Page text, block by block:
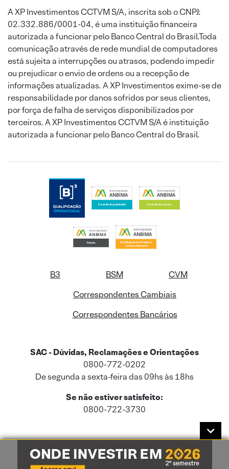
A XP Investimentos CCTVM S/A, inscrita sob o CNPJ:
02.332.886/0001-04, é uma instituição financeira
autorizada a funcionar pelo Banco Central do Brasil.Toda
comunicação através de rede mundial de computadores
está sujeita a interrupções ou atrasos, podendo impedir
ou prejudicar o envio de ordens ou a recepção de
informações atualizadas. A XP Investimentos exime-se de
responsabilidade por danos sofridos por seus clientes,
por força de falha de serviços disponibilizados por
terceiros. A XP Investimentos CCTVM S/A é instituição
autorizada a funcionar pelo Banco Central do Brasil.
B3 BSM
CVM
Correspondentes Cambiais
Correspondentes Bancários
SAC - Dúvidas, Reclamações e Orientações
0800-772-0202
De segunda a sexta-feira das 09hs às 18hs
Se não estiver satisfeito:
0800-722-3730
Este site usa cookies e dados pessoais de acordo com a nossaPolítica de
Cookies
e a nossaPolítica de Privacidade.